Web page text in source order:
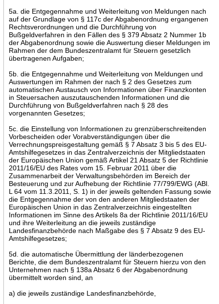
5a. die Entgegennahme und Weiterleitung von Meldungen nach
auf der Grundlage von § 117c der Abgabenordnung ergangenen
Rechtsverordnungen und die Durchführung von
Bußgeldverfahren in den Fällen des § 379 Absatz 2 Nummer 1b
der Abgabenordnung sowie die Auswertung dieser Meldungen im
Rahmen der dem Bundeszentralamt für Steuern gesetzlich
übertragenen Aufgaben;
5b. die Entgegennahme und Weiterleitung von Meldungen und
Auswertungen im Rahmen der nach § 2 des Gesetzes zum
automatischen Austausch von Informationen über Finanzkonten
in Steuersachen auszutauschenden Informationen und die
Durchführung von Bußgeldverfahren nach § 28 des
vorgenannten Gesetzes;
5c. die Einstellung von Informationen zu grenzüberschreitenden
Vorbescheiden oder Vorabverständigungen über die
Verrechnungspreisgestaltung gemäß § 7 Absatz 3 bis 5 des EU-
Amtshilfegesetzes in das Zentralverzeichnis der Mitgliedstaaten
der Europäischen Union gemäß Artikel 21 Absatz 5 der Richtlinie
2011/16/EU des Rates vom 15. Februar 2011 über die
Zusammenarbeit der Verwaltungsbehörden im Bereich der
Besteuerung und zur Aufhebung der Richtlinie 77/799/EWG (ABl.
L 64 vom 11.3.2011, S. 1) in der jeweils geltenden Fassung sowie
die Entgegennahme der von den anderen Mitgliedstaaten der
Europäischen Union in das Zentralverzeichnis eingestellten
Informationen im Sinne des Artikels 8a der Richtlinie 2011/16/EU
und ihre Weiterleitung an die jeweils zuständige
Landesfinanzbehörde nach Maßgabe des § 7 Absatz 9 des EU-
Amtshilfegesetzes;
5d. die automatische Übermittlung der länderbezogenen
Berichte, die dem Bundeszentralamt für Steuern hierzu von den
Unternehmen nach § 138a Absatz 6 der Abgabenordnung
übermittelt worden sind, an
a) die jeweils zuständige Landesfinanzbehörde,